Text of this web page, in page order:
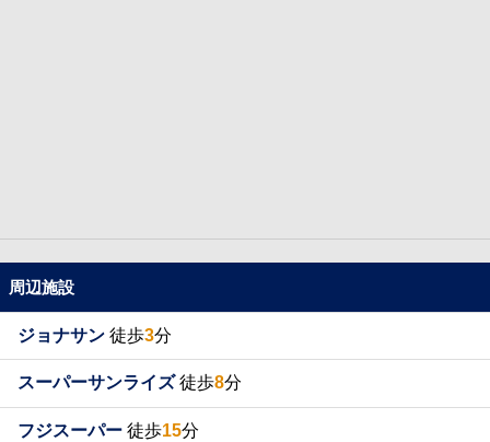
周辺施設
ジョナサン 徒歩3分
スーパーサンライズ徒歩8分
フジスーパー 徒歩15分